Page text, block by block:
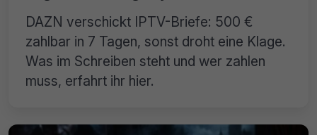
DAZN verschickt IPTV-Briefe: 500 €
zahlbar in 7 Tagen, sonst droht eine Klage.
Was im Schreiben steht und wer zahlen
muss, erfahrt ihr hier.